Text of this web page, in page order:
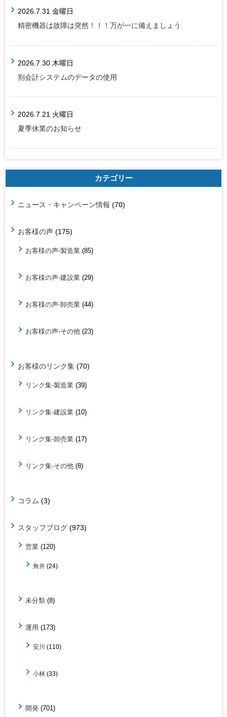
2026.7.31 金曜日
精密機器は故障は突然！！！万が一に備えましょう
2026.7.30 木曜日
別会計システムのデータの使用
2026.7.21 火曜日
夏季休業のお知らせ
カテゴリー
ニュース・キャンペーン情報 (70)
お客様の声 (175)
お客様の声-製造業 (85)
お客様の声-建設業 (29)
お客様の声-卸売業 (44)
お客様の声-その他 (23)
お客様のリンク集 (70)
リンク集-製造業 (39)
リンク集-建設業 (10)
リンク集-卸売業 (17)
リンク集-その他 (8)
コラム (3)
スタッフブログ (973)
営業 (120)
角井 (24)
未分類 (8)
運用 (173)
安川 (110)
小林 (33)
開発 (701)